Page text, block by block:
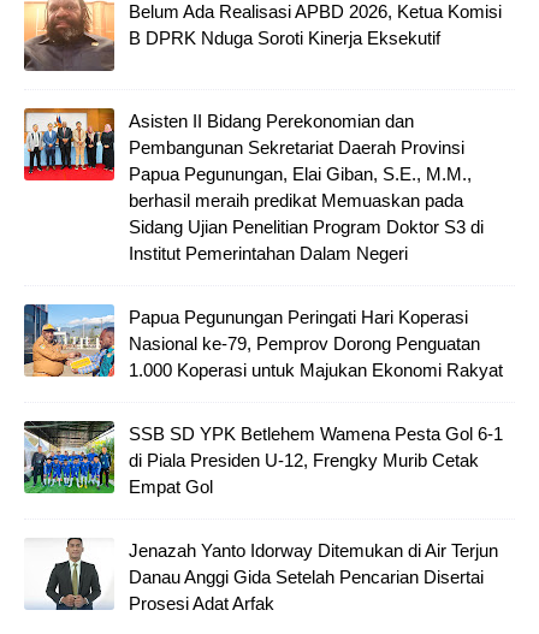
Belum Ada Realisasi APBD 2026, Ketua Komisi
B DPRK Nduga Soroti Kinerja Eksekutif
Asisten II Bidang Perekonomian dan
Pembangunan Sekretariat Daerah Provinsi
Papua Pegunungan, Elai Giban, S.E., M.M.,
berhasil meraih predikat Memuaskan pada
Sidang Ujian Penelitian Program Doktor S3 di
Institut Pemerintahan Dalam Negeri
Papua Pegunungan Peringati Hari Koperasi
Nasional ke-79, Pemprov Dorong Penguatan
1.000 Koperasi untuk Majukan Ekonomi Rakyat
SSB SD YPK Betlehem Wamena Pesta Gol 6-1
di Piala Presiden U-12, Frengky Murib Cetak
Empat Gol
Jenazah Yanto Idorway Ditemukan di Air Terjun
Danau Anggi Gida Setelah Pencarian Disertai
Prosesi Adat Arfak